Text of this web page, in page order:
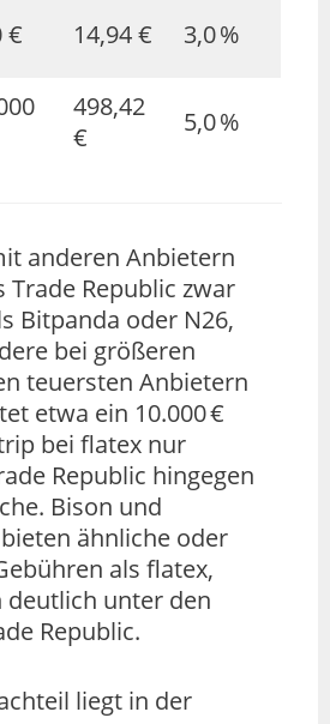
€ 14,94 € 3,0 %
498,42
€
5,0 %
anderen Anbietern
Trade Republic zwar
Bitpanda oder N26,
bei größeren
teuersten Anbietern
etwa ein 10.000 €
bei flatex nur
Republic hingegen
Bison und
ähnliche oder
als flatex,
deutlich unter den
Republic.
liegt in der